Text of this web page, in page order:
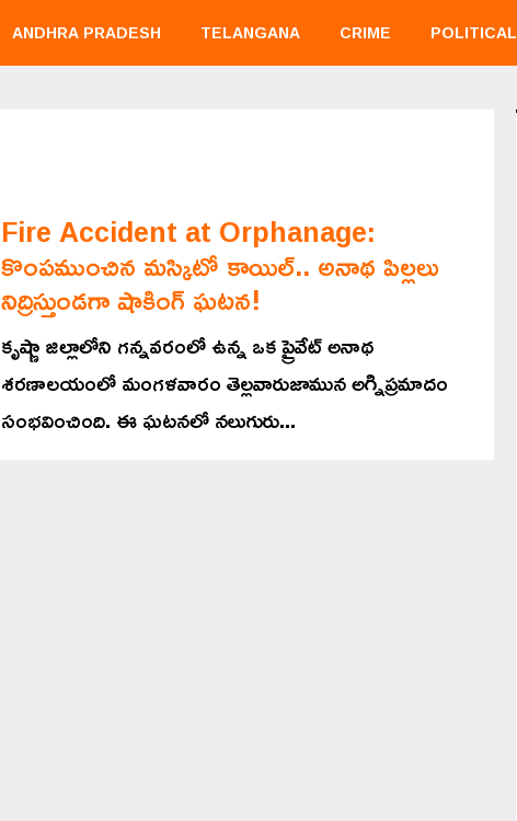
ANDHRA PRADESH TELANGANA CRIME POLITICAL
Fire Accident at Orphanage:
కొంపముంచిన మస్కిటో కాయిల్‌.. అనాథ పిల్లలు
నిద్రిస్తుండగా షాకింగ్ ఘటన!
కృష్ణా జిల్లాలోని గన్నవరంలో ఉన్న ఒక ప్రైవేట్ అనాథ
శరణాలయంలో మంగళవారం తెల్లవారుజామున అగ్నిప్రమాదం
సంభవించింది. ఈ ఘటనలో నలుగురు...